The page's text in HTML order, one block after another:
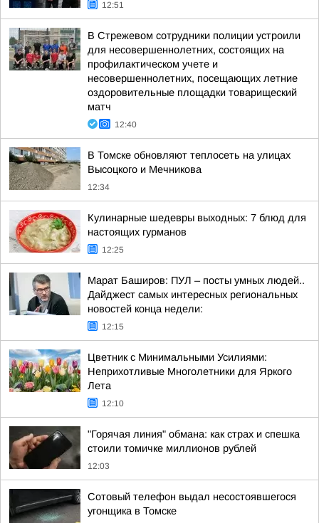
12:51
В Стрежевом сотрудники полиции устроили
для несовершеннолетних, состоящих на
профилактическом учете и
несовершеннолетних, посещающих летние
оздоровительные площадки товарищеский
матч
12:40
В Томске обновляют теплосеть на улицах
Высоцкого и Мечникова
12:34
Кулинарные шедевры выходных: 7 блюд для
настоящих гурманов
12:25
Марат Баширов: ПУЛ – посты умных людей..
Дайджест самых интересных региональных
новостей конца недели:
12:15
Цветник с Минимальными Усилиями:
Неприхотливые Многолетники для Яркого
Лета
12:10
"Горячая линия" обмана: как страх и спешка
стоили томичке миллионов рублей
12:03
Сотовый телефон выдал несостоявшегося
угонщика в Томске